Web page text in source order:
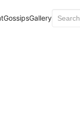
GossipsGallerySearch